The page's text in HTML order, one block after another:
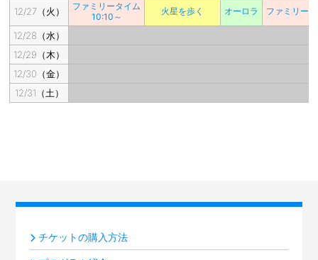
12/27（火）
ファミリータイム
10:10～
火星を歩く オーロラ ファミリー
12/28（水）
12/29（木）
12/30（金）
12/31（土）
チケットの購入方法